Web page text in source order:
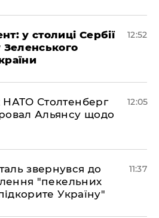
у столиці Сербії
Зеленського
12:52
Столтенберг
Альянсу щодо
12:05
звернувся до
"пекельних
Україну"
11:37